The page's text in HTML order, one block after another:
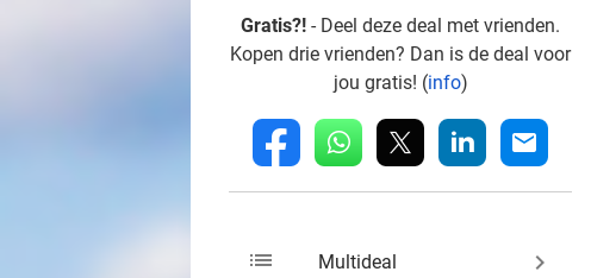
Gratis?! - Deel deze deal met vrienden.
Kopen drie vrienden? Dan is de deal voor
jou gratis! (info)
fb whatsapp linkedin mail
list Multideal keyboard_arrow_right